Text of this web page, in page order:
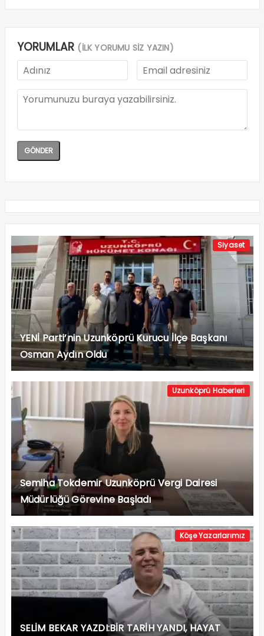
YORUMLAR (İLK YORUMU SİZ YAZIN)
Siyaset
YENİ Parti’nin Uzunköprü Kurucu İlçe Başkanı
Osman Aydın Oldu
Uzunköprü Haberleri
Semiha Tokdemir Uzunköprü Vergi Dairesi
Müdürlüğü Görevine Başladı
Köşe Yazarlarımız
SELİM BEKAR YAZDI:BİR TARİH YANDI, HAYAT